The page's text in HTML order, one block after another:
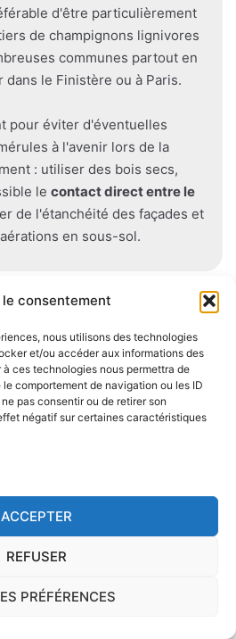
le consentement
nous utilisons des technologies
et/ou accéder aux informations des
ces technologies nous permettra de
comportement de navigation ou les ID
pas consentir ou de retirer son
négatif sur certaines caractéristiques
ACCEPTER
REFUSER
PRÉFÉRENCES
d'être particulièrement
de champignons lignivores
communes partout en
le Finistère ou à Paris.
pour éviter d'éventuelles
à l'avenir lors de la
: utiliser des bois secs,
le contact direct entre le
de l'étanchéité des façades et
en sous-sol.
le descriptif des
pour ma ville
Auzits se trouve dans une zone
de radon de 3
présentent une